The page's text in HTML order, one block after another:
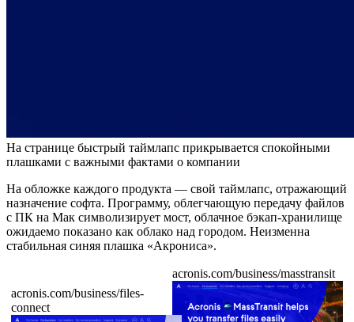
На странице быстрый таймлапс прикрывается спокойными
плашками с важными фактами о компании
На обложке каждого продукта — свой таймлапс, отражающий
назначение софта. Программу, облегчающую передачу файлов
с ПК на Мак символизирует мост, облачное бэкап-хранилище
ожидаемо показано как облако над городом. Неизменна
стабильная синяя плашка «Акрониса».
acronis.com/business/files-
connect
acronis.com/business/masstransit